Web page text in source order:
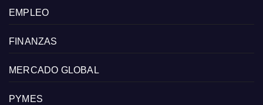
EMPLEO
FINANZAS
MERCADO GLOBAL
PYMES